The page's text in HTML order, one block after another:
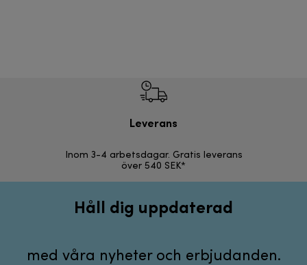
Leverans
Inom 3-4 arbetsdagar. Gratis leverans
över 540 SEK*
Håll dig uppdaterad
med våra nyheter och erbjudanden.